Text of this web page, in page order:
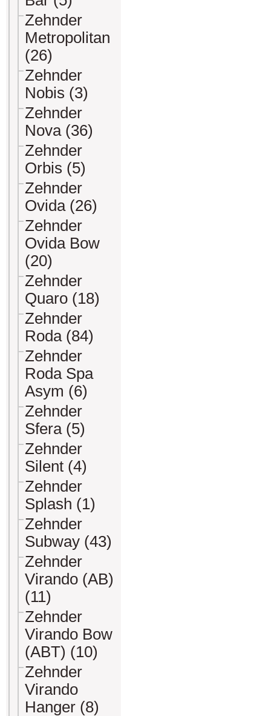
Zehnder
Metropolitan
(26)
Zehnder
Nobis (3)
Zehnder
Nova (36)
Zehnder
Orbis (5)
Zehnder
Ovida (26)
Zehnder
Ovida Bow
(20)
Zehnder
Quaro (18)
Zehnder
Roda (84)
Zehnder
Roda Spa
Asym (6)
Zehnder
Sfera (5)
Zehnder
Silent (4)
Zehnder
Splash (1)
Zehnder
Subway (43)
Zehnder
Virando (AB)
(11)
Zehnder
Virando Bow
(ABT) (10)
Zehnder
Virando
Hanger (8)